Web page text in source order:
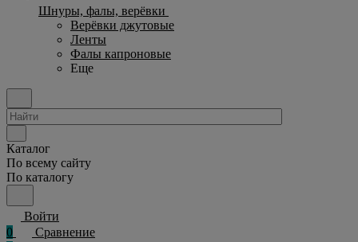
Шнуры, фалы, верёвки
Верёвки джутовые
Ленты
Фалы капроновые
Еще
Каталог
По всему сайту
По каталогу
Войти
0
Сравнение